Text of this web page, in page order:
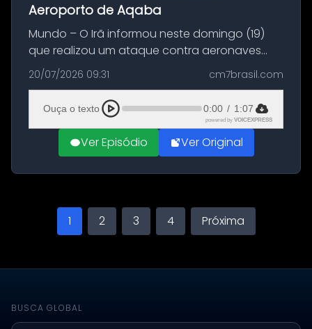
Aeroporto de Aqaba
Mundo – O Irã informou neste domingo (19)
que realizou um ataque contra aeronaves
militares dos Estados Unidos estacionadas no
Aeroporto de Aqaba, na Jordânia, durante a
21ª fase da Operação Nasr 2. A...
20/07/2026 09:31 cm7brasil.com
Ouça o texto 0:00 / 1:07
powered by VOICEXPRESS
Ver Episódio Ver Original
1 2 3 4 Próxima
BUSCA GLOBAL